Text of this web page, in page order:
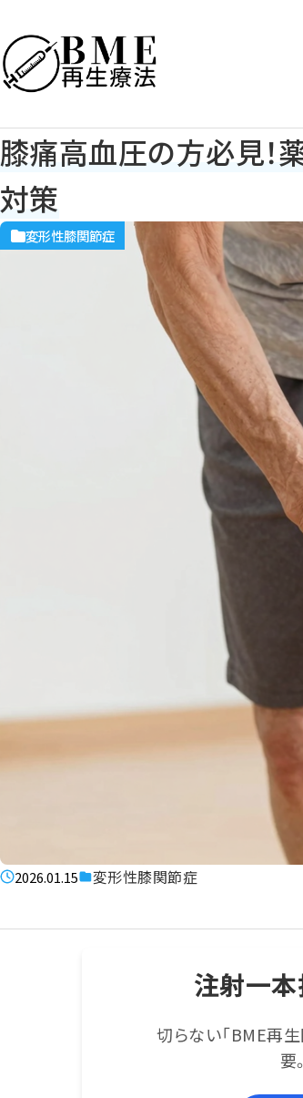
膝痛高血圧の方必見！
対策
変形性膝関節症
2026.01.15 変形性膝関節症
注射一本
切らない「BME再
要